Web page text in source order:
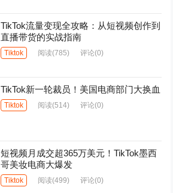
TikTok流量变现全攻略：从短视频创作到
直播带货的实战指南
Tiktok 阅读(785) 评论(0)
TikTok新一轮裁员！美国电商部门大换血
Tiktok 阅读(514) 评论(0)
短视频月成交超365万美元！TikTok墨西
哥美妆电商大爆发
Tiktok 阅读(499) 评论(0)